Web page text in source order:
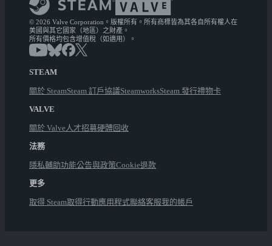
© 2026 Valve Corporation。版權所有。所有商標皆為其各自所有權人在
美國與其它國家（地區）之財產。
所有價格均包含增值稅（如適用）。
STEAM
關於 SteamSteam 訂戶協議SteamworksSteam 發行禮物卡
VALVE
關於 Valve人才招募硬體回收
法務
隱私輔助功能公告與政策Cookie退款
更多
取得 Steam取得行動應用程式聯絡客服我的帳戶